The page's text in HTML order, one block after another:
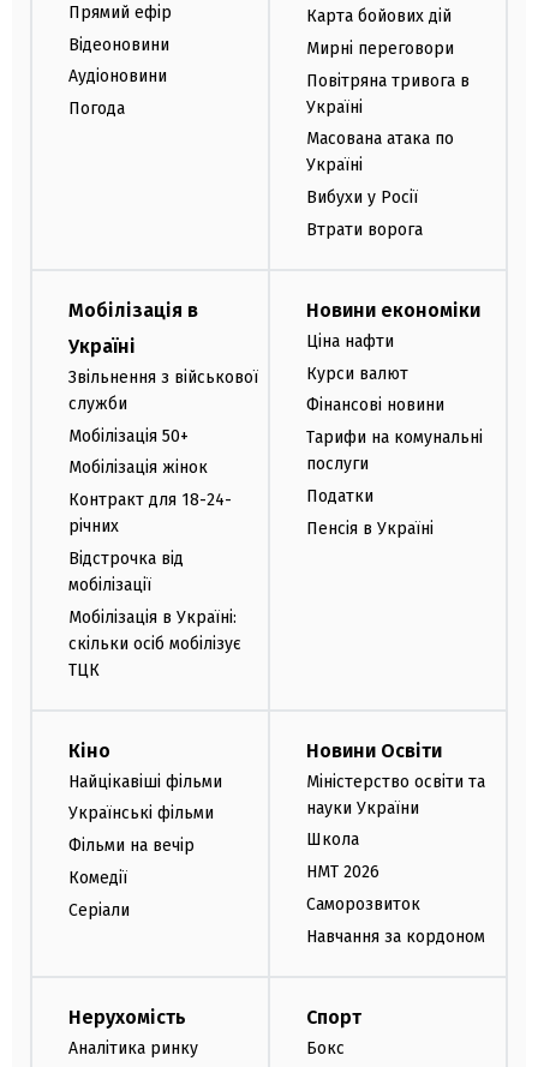
Прямий ефір
Відеоновини
Аудіоновини
Погода
Карта бойових дій
Мирні переговори
Повітряна тривога в
Україні
Масована атака по
Україні
Вибухи у Росії
Втрати ворога
Мобілізація в
Україні
Звільнення з військової
служби
Мобілізація 50+
Мобілізація жінок
Контракт для 18-24-
річних
Відстрочка від
мобілізації
Мобілізація в Україні:
скільки осіб мобілізує
ТЦК
Новини економіки
Ціна нафти
Курси валют
Фінансові новини
Тарифи на комунальні
послуги
Податки
Пенсія в Україні
Кіно
Найцікавіші фільми
Українські фільми
Фільми на вечір
Комедії
Серіали
Новини Освіти
Міністерство освіти та
науки України
Школа
НМТ 2026
Саморозвиток
Навчання за кордоном
Нерухомість
Аналітика ринку
Спорт
Бокс